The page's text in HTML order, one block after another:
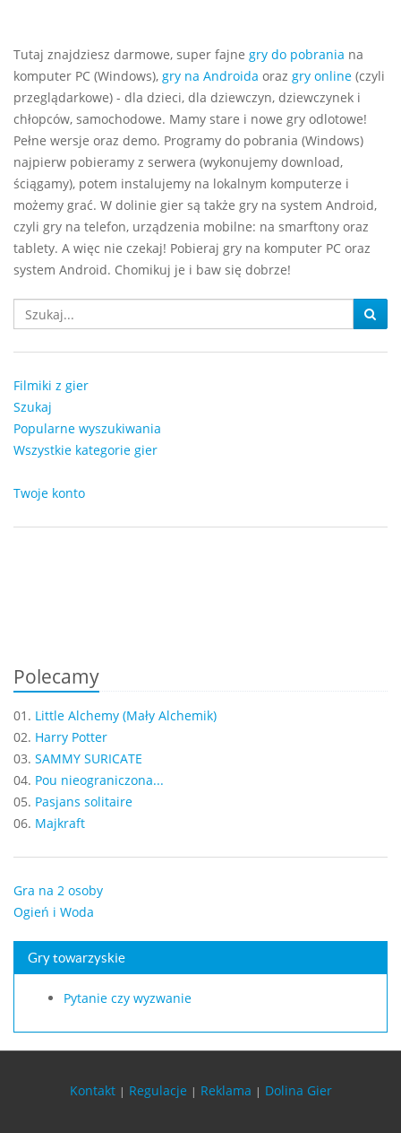
Tutaj znajdziesz darmowe, super fajne gry do pobrania na
komputer PC (Windows), gry na Androida oraz gry online (czyli
przeglądarkowe) - dla dzieci, dla dziewczyn, dziewczynek i
chłopców, samochodowe. Mamy stare i nowe gry odlotowe!
Pełne wersje oraz demo. Programy do pobrania (Windows)
najpierw pobieramy z serwera (wykonujemy download,
ściągamy), potem instalujemy na lokalnym komputerze i
możemy grać. W dolinie gier są także gry na system Android,
czyli gry na telefon, urządzenia mobilne: na smarftony oraz
tablety. A więc nie czekaj! Pobieraj gry na komputer PC oraz
system Android. Chomikuj je i baw się dobrze!
Filmiki z gier
Szukaj
Popularne wyszukiwania
Wszystkie kategorie gier
Twoje konto
Polecamy
01. Little Alchemy (Mały Alchemik)
02. Harry Potter
03. SAMMY SURICATE
04. Pou nieograniczona...
05. Pasjans solitaire
06. Majkraft
Gra na 2 osoby
Ogień i Woda
Gry towarzyskie
Pytanie czy wyzwanie
Kontakt | Regulacje | Reklama | Dolina Gier